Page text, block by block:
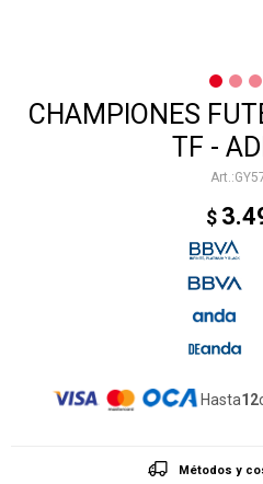
CHAMPIONES
TF -
$
Hasta12
Métodos y